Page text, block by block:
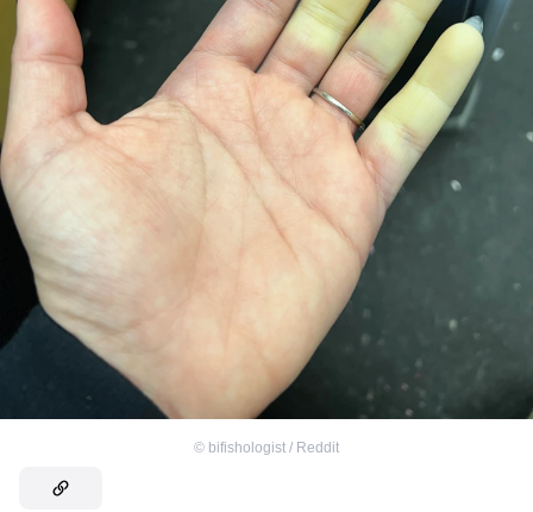
© bifishologist / Reddit